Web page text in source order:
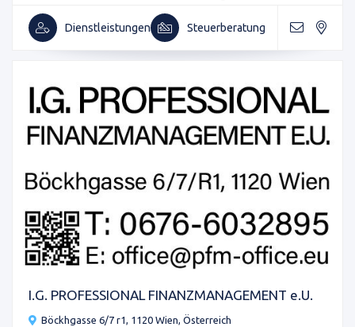
Dienstleistungen Steuerberatung
I.G. PROFESSIONAL FINANZMANAGEMENT e.U.
Böckhgasse 6/7 r1, 1120 Wien, Österreich